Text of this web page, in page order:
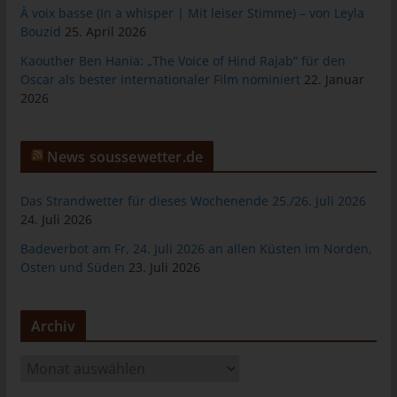
À voix basse (In a whisper | Mit leiser Stimme) – von Leyla
Bouzid 25. April 2026
Kaouther Ben Hania: „The Voice of Hind Rajab“ für den
Oscar als bester internationaler Film nominiert 22. Januar
2026
News soussewetter.de
Das Strandwetter für dieses Wochenende 25./26. Juli 2026
24. Juli 2026
Badeverbot am Fr, 24. Juli 2026 an allen Küsten im Norden,
Osten und Süden 23. Juli 2026
Archiv
Verarbeitung Verantwortlichen erforderlich. Eine Weitergabe
dieser Daten an Dritte erfolgt grundsätzlich nicht, sofern keine
der Strafverfolgung dient.
Die Registrierung der betroffenen Person unter freiwilliger
Inhalte oder Leistungen anzubieten, die aufgrund der Natur der
Sache nur registrierten Benutzern angeboten werden können.
Registrierung angegebenen personenbezogenen Daten
jederzeit abzuändern oder vollständig aus dem Datenbestand
des für die Verarbeitung Verantwortlichen löschen zu lassen.
Der für die Verarbeitung Verantwortliche erteilt jeder betroffenen
personenbezogenen Daten über die betroffene Person
gespeichert sind. Ferner berichtigt oder löscht der für die